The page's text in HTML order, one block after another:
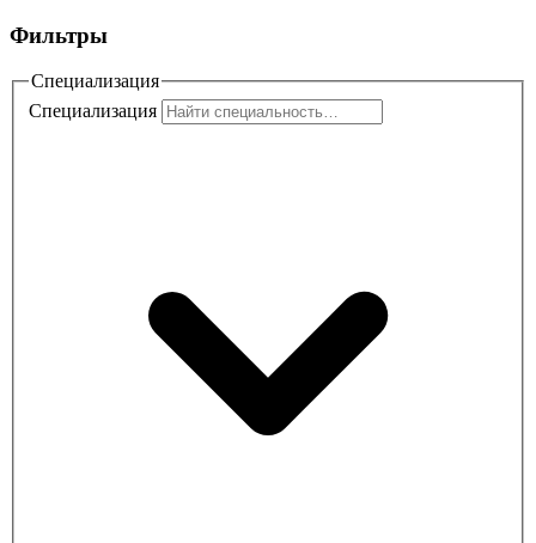
Фильтры
Специализация
Специализация